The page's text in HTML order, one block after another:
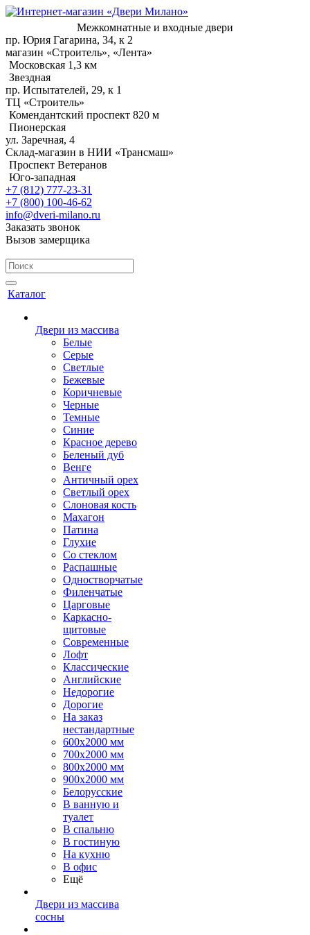
Межкомнатные и входные двери
пр. Юрия Гагарина, 34, к 2
магазин «Строитель», «Лента»
Московская 1,3 км
Звездная
пр. Испытателей, 29, к 1
ТЦ «Строитель»
Комендантский проспект 820 м
Пионерская
ул. Заречная, 4
Склад-магазин в НИИ «Трансмаш»
Проспект Ветеранов
Юго-западная
+7 (812) 777-23-31
+7 (800) 100-46-62
info@dveri-milano.ru
Заказать звонок
Вызов замерщика
Каталог
Двери из массива
Белые
Серые
Светлые
Бежевые
Коричневые
Черные
Темные
Синие
Красное дерево
Беленый дуб
Венге
Античный орех
Светлый орех
Слоновая кость
Махагон
Патина
Глухие
Со стеклом
Распашные
Одностворчатые
Филенчатые
Царговые
Каркасно-
щитовые
Современные
Лофт
Классические
Английские
Недорогие
Дорогие
На заказ
нестандартные
600х2000 мм
700х2000 мм
800х2000 мм
900х2000 мм
Белорусские
В ванную и
туалет
В спальню
В гостиную
На кухню
В офис
Ещё
Двери из массива
сосны